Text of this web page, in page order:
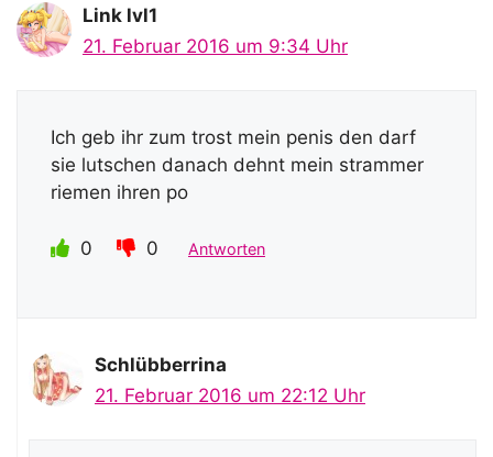
Link lvl1
21. Februar 2016 um 9:34 Uhr
Ich geb ihr zum trost mein penis den darf
sie lutschen danach dehnt mein strammer
riemen ihren po
0 0 Antworten
Schlübberrina
21. Februar 2016 um 22:12 Uhr